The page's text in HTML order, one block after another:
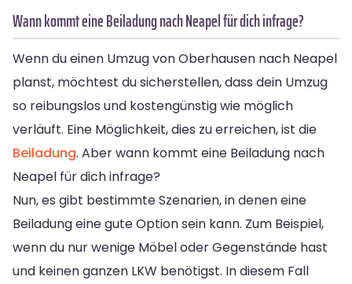
Wann kommt eine Beiladung nach Neapel für dich infrage?
Wenn du einen Umzug von Oberhausen nach Neapel
planst, möchtest du sicherstellen, dass dein Umzug
so reibungslos und kostengünstig wie möglich
verläuft. Eine Möglichkeit, dies zu erreichen, ist die
Beiladung. Aber wann kommt eine Beiladung nach
Neapel für dich infrage?
Nun, es gibt bestimmte Szenarien, in denen eine
Beiladung eine gute Option sein kann. Zum Beispiel,
wenn du nur wenige Möbel oder Gegenstände hast
und keinen ganzen LKW benötigst. In diesem Fall